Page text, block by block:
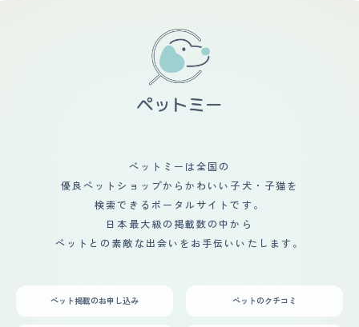
ペットミーは全国の
優良ペットショップからかわいい子犬・子猫を
検索できるポータルサイトです。
日本最大級の掲載数の中から
ペットとの素敵な出会いをお手伝いいたします。
ペット掲載のお申し込み ペットのクチコミ